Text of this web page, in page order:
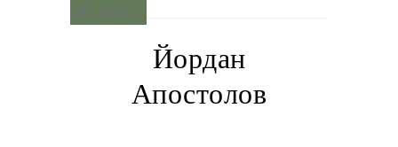
Йордан
Апостолов